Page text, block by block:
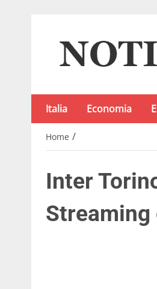
Italia Economia
Home /
Inter
Streaming